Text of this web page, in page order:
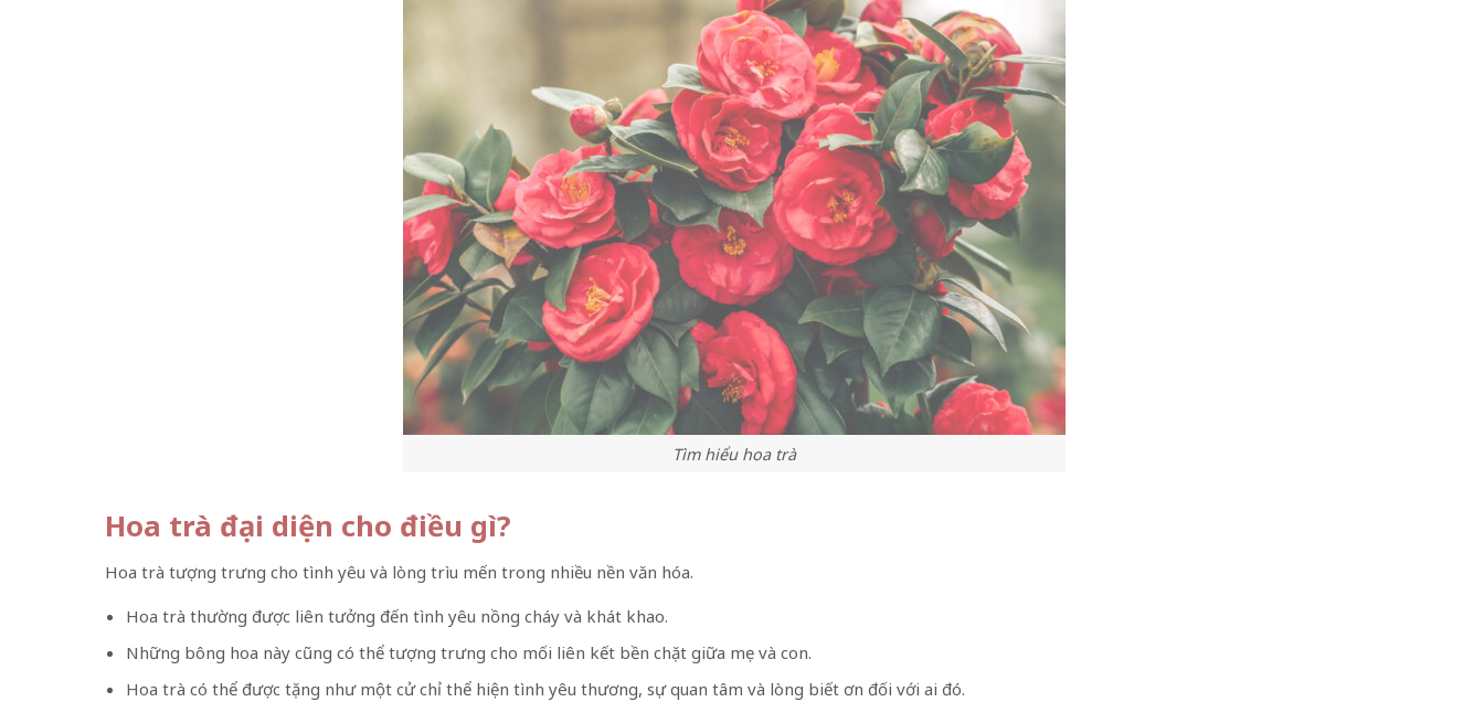
Tìm hiểu hoa trà
Hoa trà đại diện cho điều gì?
Hoa trà tượng trưng cho tình yêu và lòng trìu mến trong nhiều nền văn hóa.
Hoa trà thường được liên tưởng đến tình yêu nồng cháy và khát khao.
Những bông hoa này cũng có thể tượng trưng cho mối liên kết bền chặt giữa mẹ và con.
Hoa trà có thể được tặng như một cử chỉ thể hiện tình yêu thương, sự quan tâm và lòng biết ơn đối với ai đó.